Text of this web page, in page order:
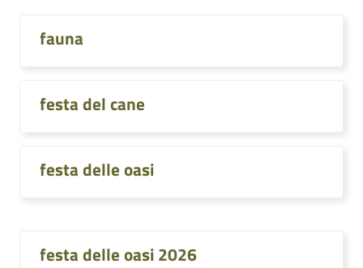
fauna
festa del cane
festa delle oasi
festa delle oasi 2026